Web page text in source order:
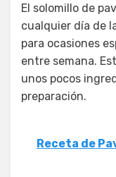
El solomillo de
cualquier día de
para ocasiones
entre semana.
unos pocos
preparación.
Receta de